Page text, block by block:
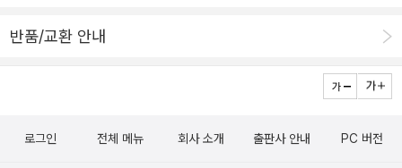
정도의 무게를 실어줄지는 다른 책들을 읽어가면서 확인해 봐야겠다.
대신 상처 주지 않으려 애썼다. 그러면서 내가 더 상처받았다. 사람을
가려서 사랑하라고 말하고 싶었지만 하지 않았다. 그리고 그런 말을
하지 않는 내가 이상하게 느껴져 몹시 괴로웠다. 지금도 그렇다. 엄마
교체하며 사라졌고 그중 일부는 제가 주기적으로 가는 작은 도서관에
려고 합니다.)바로 시즌 2의 단편들을 읽어보고 싶지만 앞서 출간된
읽으려고 합니다. (위픽 양장 노트에다 50편의 작품 구매처와 읽은
반품/교환 안내
로그인 전체 메뉴 회사 소개 출판사 안내 PC 버전